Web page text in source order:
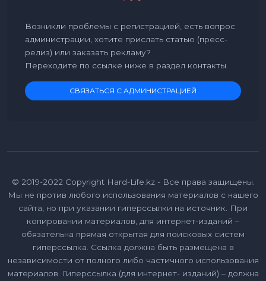
Возникли проблемы с регистрацией, есть вопрос
администрации, хотите прислать статью (пресс-
релиз) или заказать рекламу?
Переходите по ссылке ниже в раздел контакты.
СВЯЗАТЬСЯ С АДМИНИСТРАЦИЕЙ
© 2019-2022 Copyright Hard-Life.kz - Все права защищены.
Мы не против любого использования материалов с нашего
сайта, но при указании гиперссылки на источник. При
копировании материалов, для интернет-изданий –
обязательна прямая открытая для поисковых систем
гиперссылка. Ссылка должна быть размещена в
независимости от полного либо частичного использования
материалов. Гиперссылка (для интернет- изданий) – должна